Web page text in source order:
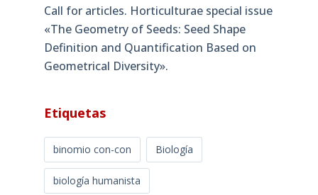
Call for articles. Horticulturae special issue
«The Geometry of Seeds: Seed Shape
Definition and Quantification Based on
Geometrical Diversity»​.
Etiquetas
binomio con-con Biología
biología humanista